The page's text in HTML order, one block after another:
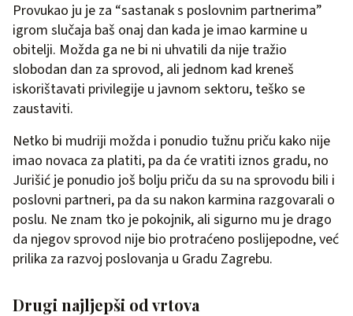
Provukao ju je za “sastanak s poslovnim partnerima”
igrom slučaja baš onaj dan kada je imao karmine u
obitelji. Možda ga ne bi ni uhvatili da nije tražio
slobodan dan za sprovod, ali jednom kad kreneš
iskorištavati privilegije u javnom sektoru, teško se
zaustaviti.
Netko bi mudriji možda i ponudio tužnu priču kako nije
imao novaca za platiti, pa da će vratiti iznos gradu, no
Jurišić je ponudio još bolju priču da su na sprovodu bili i
poslovni partneri, pa da su nakon karmina razgovarali o
poslu. Ne znam tko je pokojnik, ali sigurno mu je drago
da njegov sprovod nije bio protraćeno poslijepodne, već
prilika za razvoj poslovanja u Gradu Zagrebu.
Drugi najljepši od vrtova